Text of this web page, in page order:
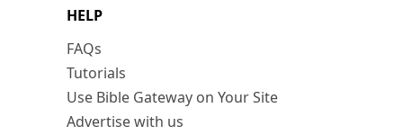
HELP
FAQs
Tutorials
Use Bible Gateway on Your Site
Advertise with us